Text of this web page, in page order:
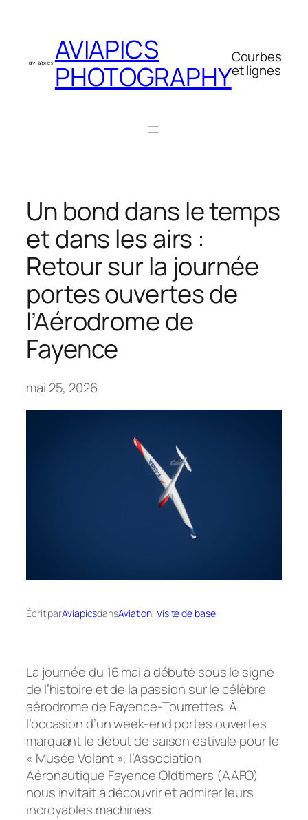
AVIAPICS
PHOTOGRAPHY
Courbes
et lignes
Un bond dans le temps
et dans les airs :
Retour sur la journée
portes ouvertes de
l’Aérodrome de
Fayence
mai 25, 2026
Écrit parAviapicsdansAviation, Visite de base
La journée du 16 mai a débuté sous le signe
de l’histoire et de la passion sur le célèbre
aérodrome de Fayence-Tourrettes. À
l’occasion d’un week-end portes ouvertes
marquant le début de saison estivale pour le
« Musée Volant », l’Association
Aéronautique Fayence Oldtimers (AAFO)
nous invitait à découvrir et admirer leurs
incroyables machines.